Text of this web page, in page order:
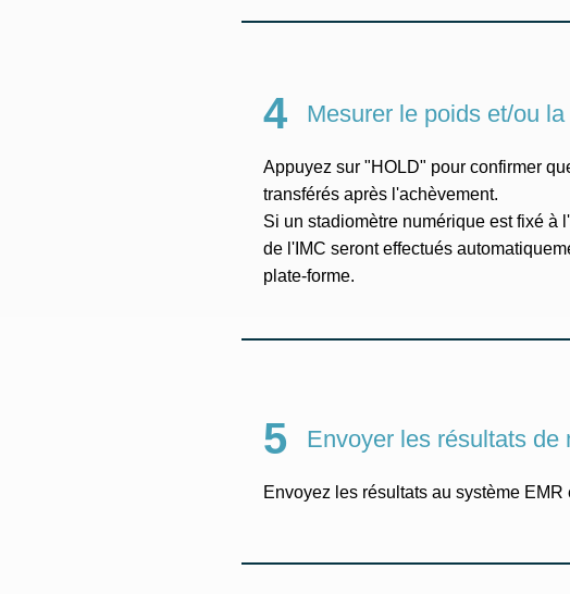
4 Mesurer le poids et/ou
Appuyez sur "HOLD" pour confirmer
transférés après l'achèvement.
Si un stadiomètre numérique est fixé à
de l'IMC seront effectués
plate-forme.
5 Envoyer les résultats de
Envoyez les résultats au système